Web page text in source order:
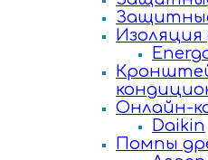
Изоляция
Онлайн-
Daikin
Помпы